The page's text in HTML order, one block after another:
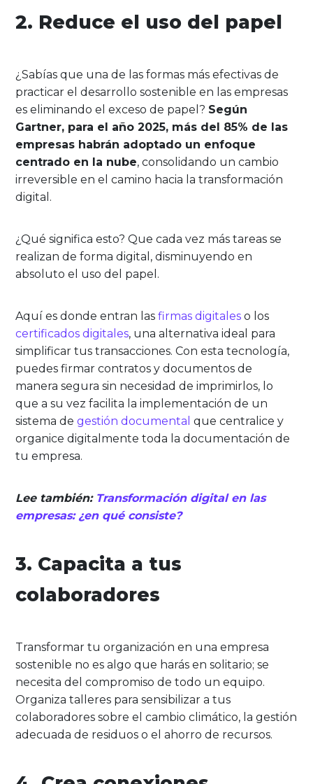
2. Reduce el uso del papel
¿Sabías que una de las formas más efectivas de
practicar el desarrollo sostenible en las empresas
es eliminando el exceso de papel? Según
Gartner, para el año 2025, más del 85% de las
empresas habrán adoptado un enfoque
centrado en la nube, consolidando un cambio
irreversible en el camino hacia la transformación
digital.
¿Qué significa esto? Que cada vez más tareas se
realizan de forma digital, disminuyendo en
absoluto el uso del papel.
Aquí es donde entran lasfirmas digitales o los
certificados digitales, una alternativa ideal para
simplificar tus transacciones. Con esta tecnología,
puedes firmar contratos y documentos de
manera segura sin necesidad de imprimirlos, lo
que a su vez facilita la implementación de un
sistema degestión documental que centralice y
organice digitalmente toda la documentación de
tu empresa.
Lee también: Transformación digital en las
empresas: ¿en qué consiste?
3. Capacita a tus
colaboradores
Transformar tu organización en una empresa
sostenible no es algo que harás en solitario; se
necesita del compromiso de todo un equipo.
Organiza talleres para sensibilizar a tus
colaboradores sobre el cambio climático, la gestión
adecuada de residuos o el ahorro de recursos.